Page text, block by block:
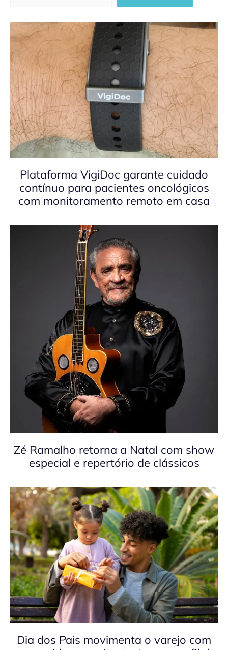
Plataforma VigiDoc garante cuidado
contínuo para pacientes oncológicos
com monitoramento remoto em casa
Zé Ramalho retorna a Natal com show
especial e repertório de clássicos
Dia dos Pais movimenta o varejo com